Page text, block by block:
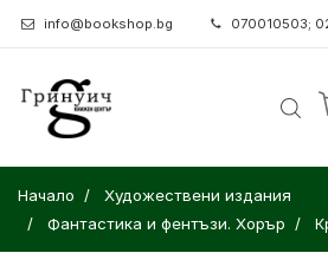
info@bookshop.bg 070010503;
Начало
Художествени издания
Фантастика и фентъзи. Хорър